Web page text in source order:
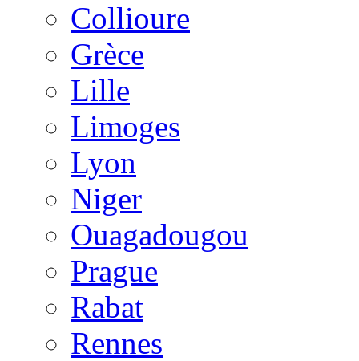
Collioure
Grèce
Lille
Limoges
Lyon
Niger
Ouagadougou
Prague
Rabat
Rennes